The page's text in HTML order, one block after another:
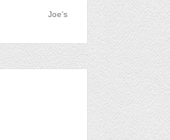
Joe's